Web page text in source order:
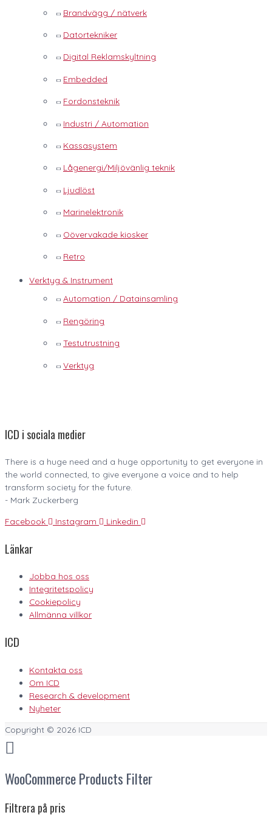
Brandvägg / nätverk
Datortekniker
Digital Reklamskyltning
Embedded
Fordonsteknik
Industri / Automation
Kassasystem
Lågenergi/Miljövänlig teknik
Ljudlöst
Marinelektronik
Oövervakade kiosker
Retro
Verktyg & Instrument
Automation / Datainsamling
Rengöring
Testutrustning
Verktyg
ICD i sociala medier
There is a huge need and a huge opportunity to get everyone in
the world connected, to give everyone a voice and to help
transform society for the future.
- Mark Zuckerberg
Facebook Instagram Linkedin
Länkar
Jobba hos oss
Integritetspolicy
Cookiepolicy
Allmänna villkor
ICD
Kontakta oss
Om ICD
Research & development
Nyheter
Copyright © 2026 ICD
WooCommerce Products Filter
Filtrera på pris